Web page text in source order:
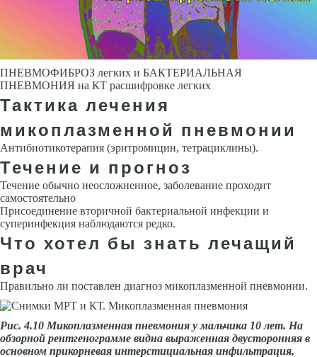
ПНЕВМОФИБРОЗ легких и БАКТЕРИАЛЬНАЯ
ПНЕВМОНИЯ на КТ расшифровке легких
Тактика лечения
микоплазменной пневмонии
Антибиотикотерапия (эритромицин, тетрациклины).
Течение и прогноз
Течение обычно неосложненное, заболевание проходит
самостоятельно
Присоединение вторичной бактериальной инфекции и
суперинфекция наблюдаются редко.
Что хотел бы знать лечащий
врач
Правильно ли поставлен диагноз микоплазменной пневмонии.
Рис. 4.10 Микоплазменная пнев­мония у мальчика 10 лет. На
обзор­ной рентгенограмме видна выра­женная двусторонняя в
основном прикорневая интерстициальная инфильтрация,